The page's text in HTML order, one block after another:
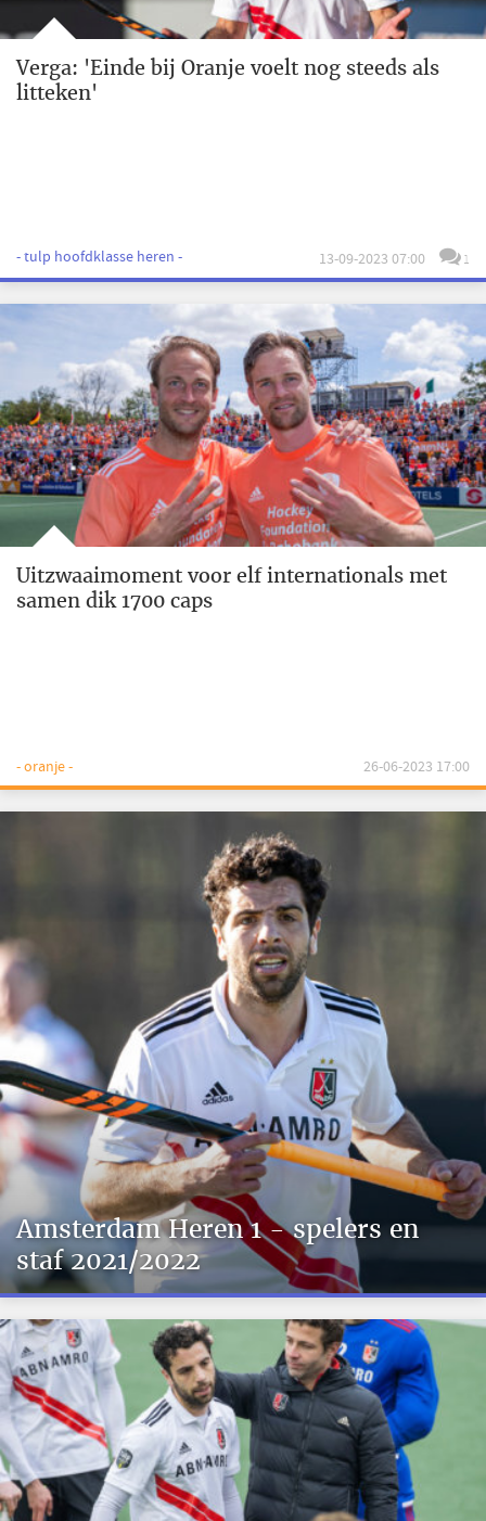
Verga: 'Einde bij Oranje voelt nog steeds als
litteken'
- tulp hoofdklasse heren - 13-09-2023 07:00 1
Uitzwaaimoment voor elf internationals met
samen dik 1700 caps
- oranje - 26-06-2023 17:00
Amsterdam Heren 1 - spelers en
staf 2021/2022